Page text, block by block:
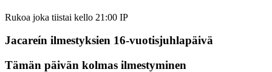
Rukoa joka tiistai kello 21:00 IP
Jacareín ilmestyksien 16-vuotisjuhlapäivä
Tämän päivän kolmas ilmestyminen